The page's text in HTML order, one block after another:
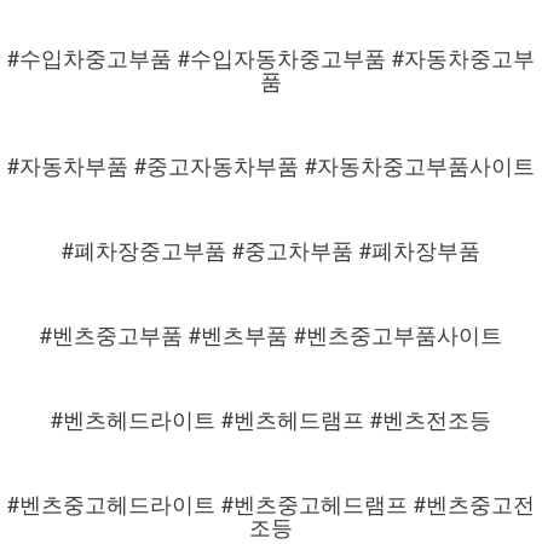
#수입차중고부품 #수입자동차중고부품 #자동차중고부
품
#자동차부품 #중고자동차부품 #자동차중고부품사이트
#폐차장중고부품 #중고차부품 #폐차장부품
#벤츠중고부품 #벤츠부품 #벤츠중고부품사이트
#벤츠헤드라이트 #벤츠헤드램프 #벤츠전조등
#벤츠중고헤드라이트 #벤츠중고헤드램프 #벤츠중고전
조등